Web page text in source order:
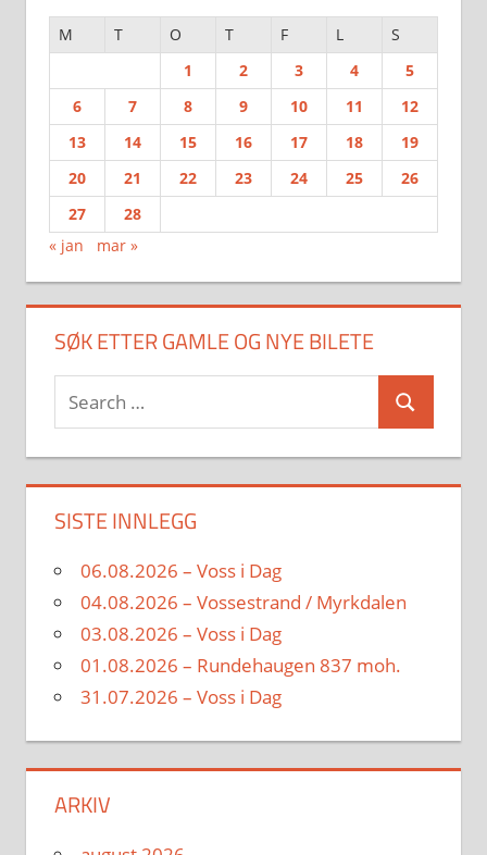
M T O T F L
S
1
2 3 4
5
6
7 8 9 10 11
12
13
14 15 16 17 18
19
20
21 22 23 24 25
26
27
28
« jan
mar »
SØK ETTER GAMLE OG NYE BILETE
Search
for:
Search
SISTE INNLEGG
06.08.2026 – Voss i Dag
04.08.2026 – Vossestrand / Myrkdalen
03.08.2026 – Voss i Dag
01.08.2026 – Rundehaugen 837 moh.
31.07.2026 – Voss i Dag
ARKIV